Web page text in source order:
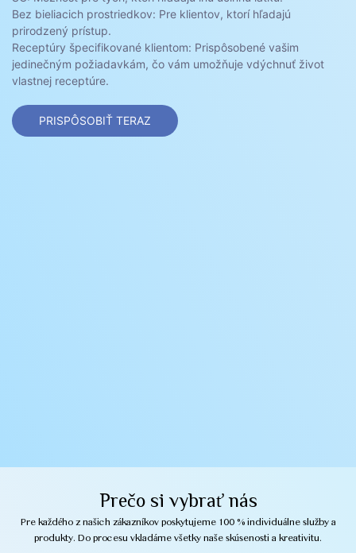
Bez bieliacich prostriedkov: Pre klientov, ktorí hľadajú
prirodzený prístup.
Receptúry špecifikované klientom: Prispôsobené vašim
jedinečným požiadavkám, čo vám umožňuje vdýchnuť život
vlastnej receptúre.
PRISPÔSOBIŤ TERAZ
Prečo si vybrať nás
Pre každého z našich zákazníkov poskytujeme 100 % individuálne služby a
produkty. Do procesu vkladáme všetky naše skúsenosti a kreativitu.